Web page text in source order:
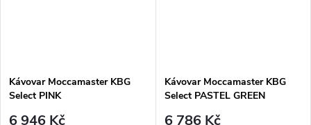
Kávovar Moccamaster KBG
Select PINK
6 946 Kč
Kávovar Moccamaster KBG
Select PASTEL GREEN
6 786 Kč